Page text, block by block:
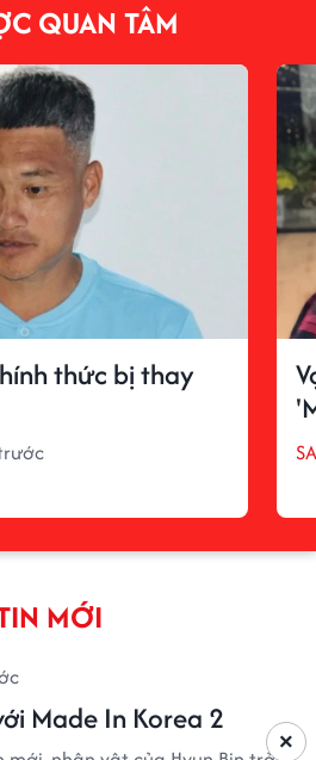
QUAN TÂM
thức bị thay
MỚI
Made In Korea 2
×